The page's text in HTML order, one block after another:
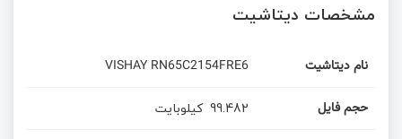
مشخصات دیتاشیت
نام دیتاشیت VISHAY RN65C2154FRE6
حجم فایل 99.482 کیلوبایت